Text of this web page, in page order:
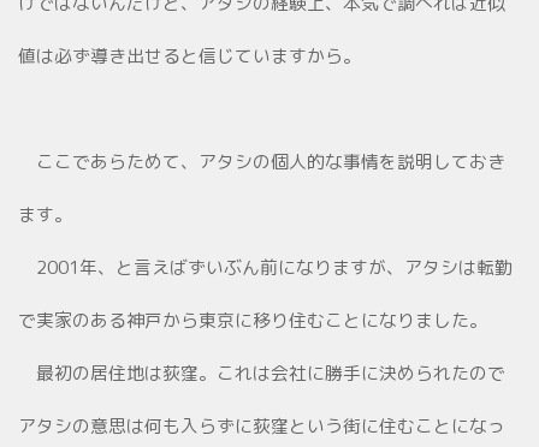
値は必ず導き出せると信じていますから。
ここであらためて、アタシの個人的な事情を説明しておき
ます。
2001年、と言えばずいぶん前になりますが、アタシは転勤
で実家のある神戸から東京に移り住むことになりました。
最初の居住地は荻窪。これは会社に勝手に決められたので
アタシの意思は何も入らずに荻窪という街に住むことになっ